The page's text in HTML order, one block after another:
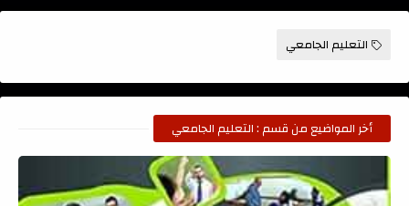
التعليم الجامعي
أخر المواضيع من قسم : التعليم الجامعي